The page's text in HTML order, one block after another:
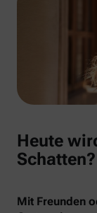
Heute
Mit Freunden